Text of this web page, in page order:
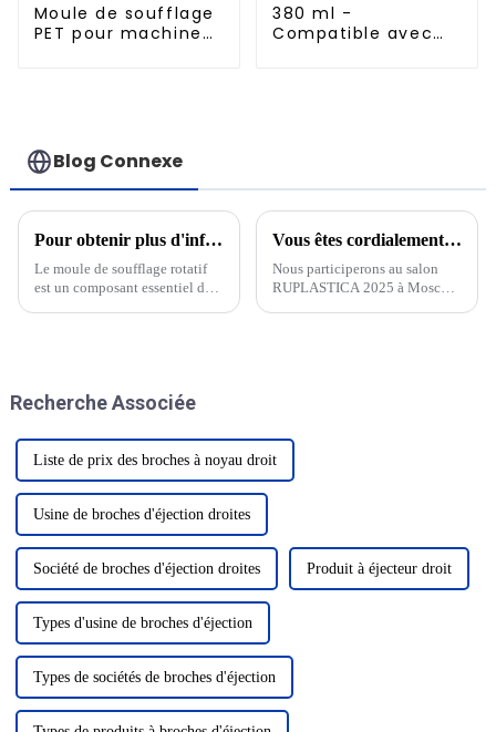
Moule de soufflage
PET pour machine
380 ml -
Compatible avec
Blog Connexe
Pour obtenir plus d'informations sur le moule de soufflage PET et le mouleur de soufflage rotatif
Le moule de soufflage rotatif
est un composant essentiel de
Vous êtes cordialement invité à assister à RUPLASTICA à Moscou, Russie, du 21 au 24 janvier 2025 !
Nous participerons au salon
RUPLASTICA 2025 à Moscou,
Recherche Associée
Liste de prix des broches à noyau droit
Usine de broches d'éjection droites
Société de broches d'éjection droites Produit à éjecteur droit
Types d'usine de broches d'éjection
Types de sociétés de broches d'éjection